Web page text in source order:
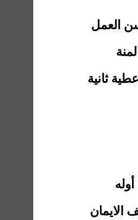
العمل
ثانية
الايمان